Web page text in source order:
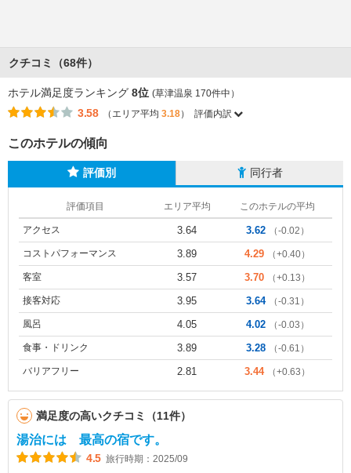
クチコミ（68件）
ホテル満足度ランキング 8位 (草津温泉 170件中）
3.58 （エリア平均 3.18） 評価内訳
このホテルの傾向
評価別 同行者
評価項目 エリア平均 このホテルの平均
アクセス 3.64 3.62 （-0.02）
コストパフォーマンス 3.89 4.29 （+0.40）
客室 3.57 3.70 （+0.13）
接客対応 3.95 3.64 （-0.31）
風呂 4.05 4.02 （-0.03）
食事・ドリンク 3.89 3.28 （-0.61）
バリアフリー 2.81 3.44 （+0.63）
満足度の高いクチコミ（11件）
湯治には 最高の宿です。
4.5 旅行時期：2025/09